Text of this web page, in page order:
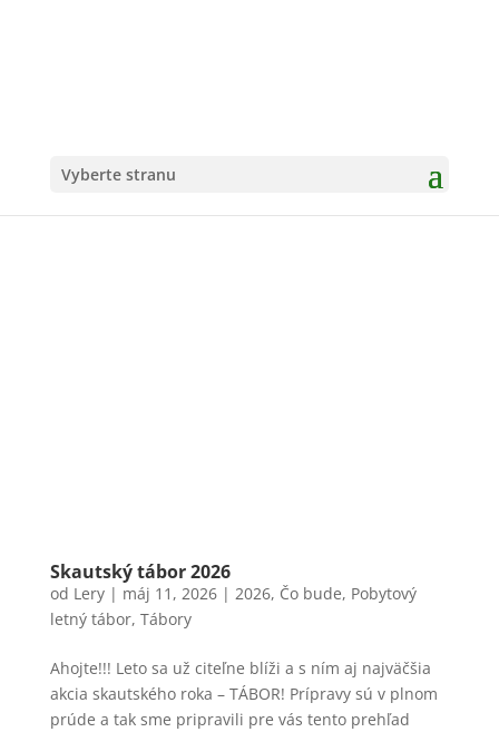
Vyberte stranu
Skautský tábor 2026
od Lery| máj 11, 2026| 2026, Čo bude, Pobytový
letný tábor, Tábory
Ahojte!!! Leto sa už citeľne blíži a s ním aj najväčšia
akcia skautského roka – TÁBOR! Prípravy sú v plnom
prúde a tak sme pripravili pre vás tento prehľad